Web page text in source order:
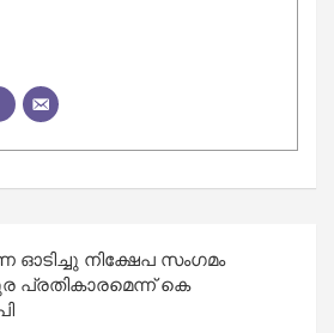
നിക്ഷേപ സംഗമം
പ്രതികാരമെന്ന് കെ